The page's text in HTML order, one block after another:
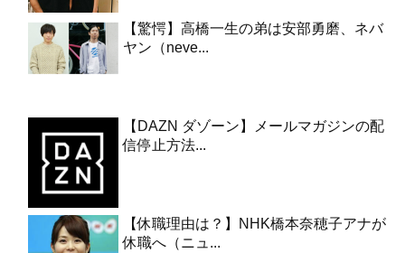
【驚愕】高橋一生の弟は安部勇磨、ネバ
ヤン（neve...
【DAZN ダゾーン】メールマガジンの配
信停止方法...
【休職理由は？】NHK橋本奈穂子アナが
休職へ（ニュ...